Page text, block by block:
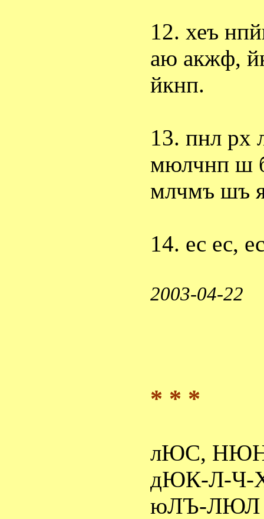
12. хеъ
аю акжф,
йкнп.
13. пнл рх
мюлчнп ш
млчмъ шъ
14. ес ес,
2003-04-22
* * *
лЮС,
дЮК-Л-Ч-
юЛЪ-ЛЮЛ